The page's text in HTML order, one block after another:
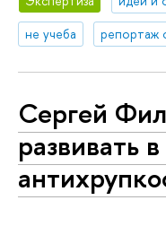
не учеба
репортаж
Сергей
развивать